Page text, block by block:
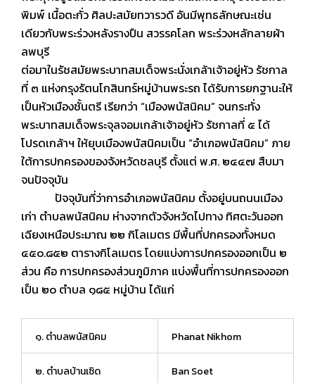
พิมพ์ เนื้อตะกั่ว ศิลปะสมัยทวารวดี อันมีพุทธลักษณะเช่น
เดียวกับพระร่วงหลังรางปืน สวรรคโลก พระร่วงหลักลายผ้า
ลพบุรี
ต่อมาในรัชสมัยพระบาทสมเด็จพระนั่งเกล้าเจ้าอยู่หัว รัชกาล
ที่ ๓ แห่งกรุงรัตนโกสินทร์หมู่บ้านพระรถ ได้รับการยกฐานะให้
เป็นหัวเมืองชั้นตรี เรียกว่า “เมืองพนัสนิคม” จนกระทั่ง
พระบาทสมเด็จพระจุลจอมเกล้าเจ้าอยู่หัว รัชกาลที่ ๕ ได้
โปรดเกล้าฯ ให้ยุบเมืองพนัสนิคมเป็น “อำเภอพนัสนิคม” ภาย
ใต้การปกครองของจังหวัดชลบุรี ตั้งแต่ พ.ศ. ๒๔๔๗ สืบมา
จนปัจจุบัน
ปัจจุบันที่ว่าการอำเภอพนัสนิคม ตั้งอยู่บนถนนเมือง
เก่า ตำบลพนัสนิคม ห่างจากตัวจังหวัดไปทาง ทิศตะวันออก
เฉียงเหนือประมาณ ๒๒ กิโลเมตร มีพื้นที่ปกครองทั้งหมด
๔๕๐.๘๕๒ ตารางกิโลเมตร โดยแบ่งการปกครองออกเป็น ๒
ส่วน คือ การปกครองส่วนภูมิภาค แบ่งพื้นที่การปกครองออก
เป็น ๒๐ ตำบล ๑๘๕ หมู่บ้าน ได้แก่
๑. ตำบลพนัสนิคม Phanat Nikhom
๒. ตำบลบ้านเซิด Ban Soet